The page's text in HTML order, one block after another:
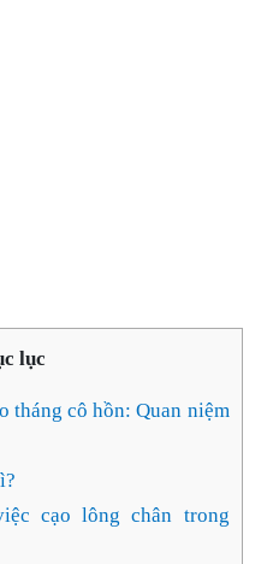
lục
tháng cô hồn: Quan niệm
cạo lông chân trong